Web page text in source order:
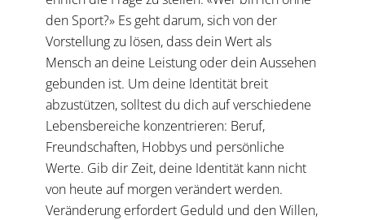
den Sport?» Es geht darum, sich von der
Vorstellung zu lösen, dass dein Wert als
Mensch an deine Leistung oder dein Aussehen
gebunden ist. Um deine Identität breit
abzustützen, solltest du dich auf verschiedene
Lebensbereiche konzentrieren: Beruf,
Freundschaften, Hobbys und persönliche
Werte. Gib dir Zeit, deine Identität kann nicht
von heute auf morgen verändert werden.
Veränderung erfordert Geduld und den Willen,